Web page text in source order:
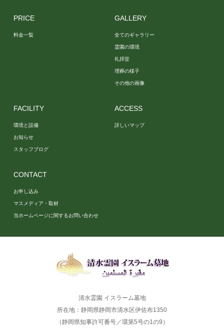
PRICE
料金一覧
GALLERY
全てのギャラリー
霊園の環境
礼拝堂
埋葬の様子
その他の画像
FACILITY
環境と設備
お知らせ
スタッフブログ
ACCESS
詳しいマップ
CONTACT
お申し込み
マスメディア・取材
当ホームページに関するお問い合わせ
清水霊園 イスラーム墓地
所在地：静岡県静岡市清水区伊佐布1350
（静岡県知事許可番号／環第5号の1の9）